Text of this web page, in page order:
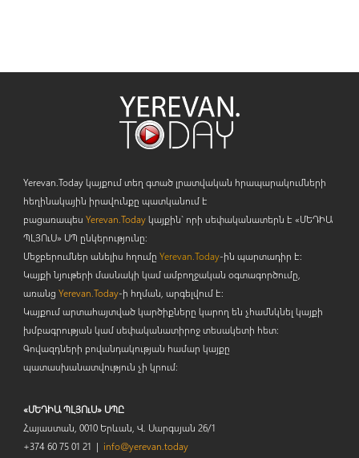
Yerevan.Today կայքում տեղ գտած լրատվական հրապարակումների
հեղինակային իրավունքը պատկանում է
բացառապես Yerevan.Todayկայքին` որի սեփականատերն է «ՄԵԴԻԱ
ՊԼՅՈւՍ» ՍՊ ընկերությունը։
Մեջբերումներ անելիս հղումը Yerevan.Today-ին պարտադիր է:
Կայքի նյութերի մասնակի կամ ամբողջական օգտագործումը,
առանց Yerevan.Today-ի հղման, արգելվում է:
Կայքում արտահայտված կարծիքները կարող են չհամնկնել կայքի
խմբագրության կամ սեփականատիրոջ տեսակետի հետ:
Գովազդների բովանդակության համար կայքը
պատասխանատվություն չի կրում:
«ՄԵԴԻԱ ՊԼՅՈւՍ» ՍՊԸ
Հայաստան, 0010 Երևան, Վ. Սարգսյան 26/1
+374 60 75 01 21 | info@yerevan.today